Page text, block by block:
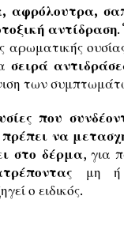
αντίδραση.
σειρά
των
που
να
στο δέρμα, για
μη ή
ο ειδικός.